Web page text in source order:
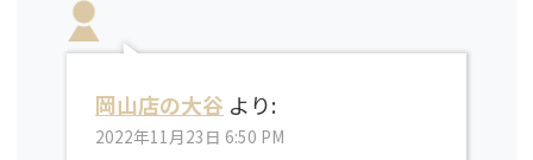
岡山店の大谷 より:
2022年11月23日 6:50 PM